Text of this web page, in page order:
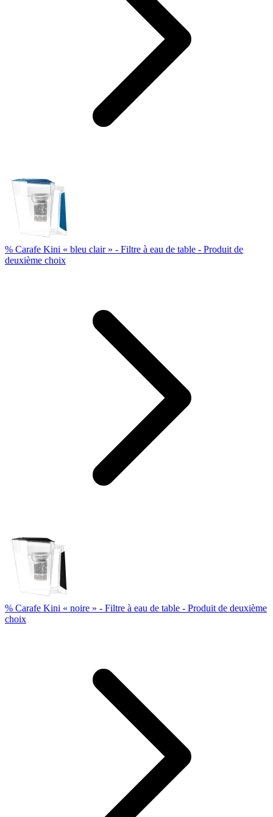
% Carafe Kini « bleu clair » - Filtre à eau de table - Produit de
deuxième choix
% Carafe Kini « noire » - Filtre à eau de table - Produit de deuxième
choix